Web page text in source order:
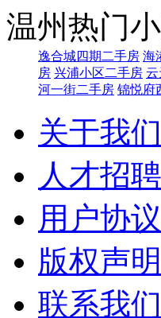
温州热门
逸合城四期二手房 海
房 兴浦小区二手房 云
河一街二手房 锦悦府
关于我们
人才招聘
用户协议
版权声明
联系我们